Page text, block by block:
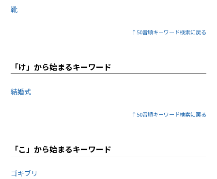
靴
↑50音順キーワード検索に戻る
「け」から始まるキーワード
結婚式
↑50音順キーワード検索に戻る
「こ」から始まるキーワード
ゴキブリ